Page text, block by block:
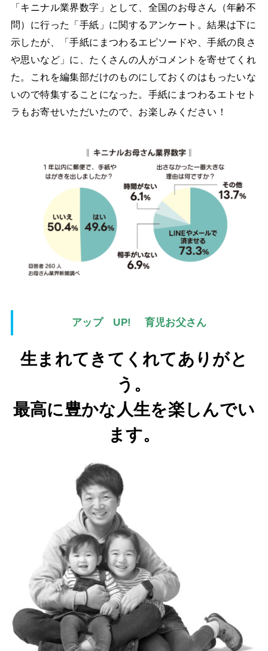
「キニナル業界数字」として、全国のお母さん（年齢不
問）に行った「手紙」に関するアンケート。結果は下に
示したが、「手紙にまつわるエピソードや、手紙の良さ
や思いなど」に、たくさんの人がコメントを寄せてくれ
た。これを編集部だけのものにしておくのはもったいな
いので特集することになった。手紙にまつわるエトセト
ラもお寄せいただいたので、お楽しみください！
アップ UP! 育児お父さん
生まれてきてくれてありがと
う。
最高に豊かな人生を楽しんでい
ます。